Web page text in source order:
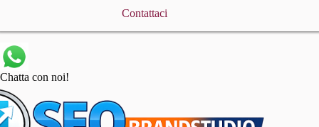
Contattaci
Chatta con noi!